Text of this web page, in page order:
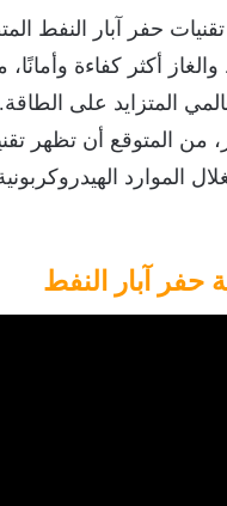
حفر آبار النفط
أكثر كفاءة
المتزايد على
من المتوقع أن تظهر
الموارد
حفر آبار النفط